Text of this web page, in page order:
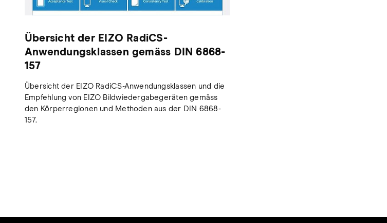
Übersicht der EIZO RadiCS-
Anwendungsklassen gemäss DIN 6868-
157
Übersicht der EIZO RadiCS-Anwendungsklassen und die
Empfehlung von EIZO Bildwiedergabegeräten gemäss
den Körperregionen und Methoden aus der DIN 6868-
157.